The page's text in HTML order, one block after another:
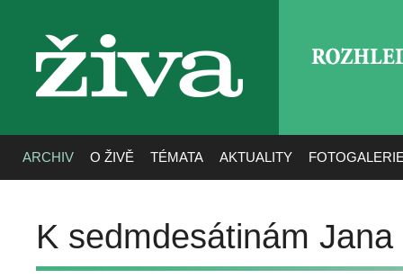
živa
ARCHIV O ŽIVĚ TÉMATA AKTUALITY
K sedmdesátinám